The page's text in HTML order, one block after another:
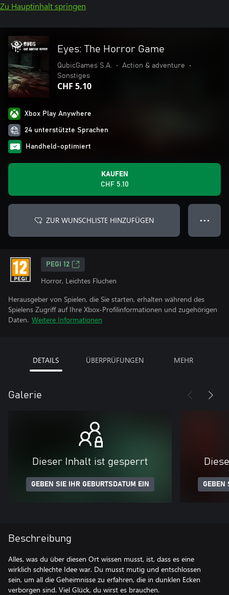
Zu Hauptinhalt springen
Eyes: The Horror Game
QubicGames S.A. • Action & adventure
•
Sonstiges
CHF 5.10
Xbox Play Anywhere
24 unterstützte Sprachen
Handheld-optimiert
KAUFEN
CHF 5.10
ZUR WUNSCHLISTE HINZUFÜGEN ● ● ●
PEGI 12
Horror, Leichtes Fluchen
Herausgeber von Spielen, die Sie starten, erhalten während des
Spielens Zugriff auf Ihre Xbox-Profilinformationen und zugehörigen
Daten. Weitere Informationen
DETAILS ÜBERPRÜFUNGEN MEHR
Galerie
Dieser Inhalt ist gesperrt
GEBEN SIE IHR GEBURTSDATUM EIN GEBEN
Beschreibung
Alles, was du über diesen Ort wissen musst, ist, dass es eine
wirklich schlechte Idee war. Du musst mutig und entschlossen
sein, um all die Geheimnisse zu erfahren, die in dunklen Ecken
verborgen sind. Viel Glück, du wirst es brauchen.